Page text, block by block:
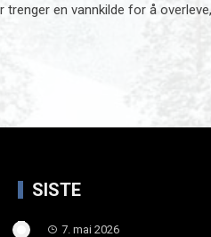
en vannkilde for å
SISTE
7. mai 2026